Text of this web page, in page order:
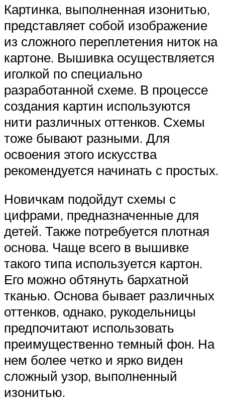
Картинка, выполненная изонитью,
представляет собой изображение
из сложного переплетения ниток на
картоне. Вышивка осуществляется
иголкой по специально
разработанной схеме. В процессе
создания картин используются
нити различных оттенков. Схемы
тоже бывают разными. Для
освоения этого искусства
рекомендуется начинать с простых.
Новичкам подойдут схемы с
цифрами, предназначенные для
детей. Также потребуется плотная
основа. Чаще всего в вышивке
такого типа используется картон.
Его можно обтянуть бархатной
тканью. Основа бывает различных
оттенков, однако, рукодельницы
предпочитают использовать
преимущественно темный фон. На
нем более четко и ярко виден
сложный узор, выполненный
изонитью.